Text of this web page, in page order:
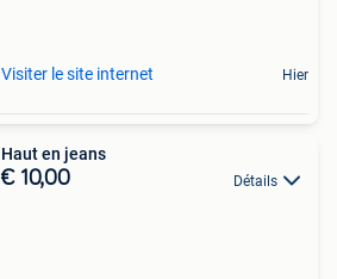
Visiter le site internet Hier
Haut en jeans
€ 10,00 Détails